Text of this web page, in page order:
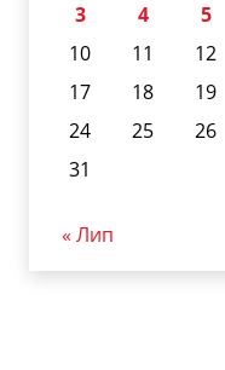
3
4 5
10
11 12
17
18 19
24
25 26
31
« Лип